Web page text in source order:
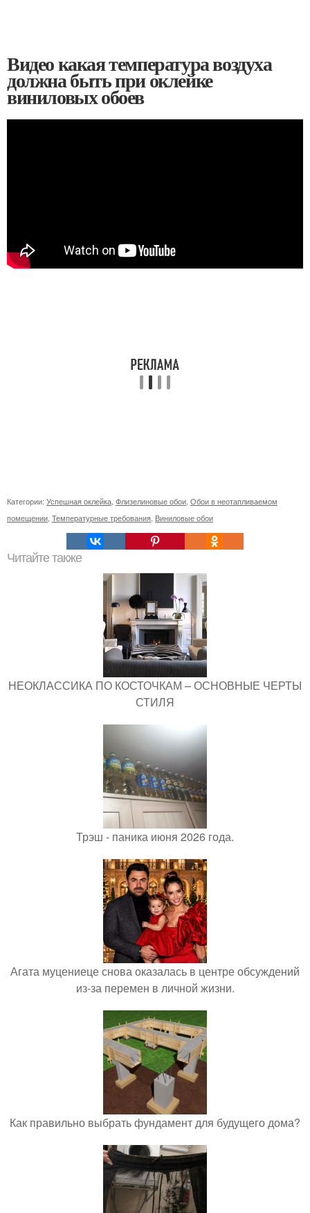
Видео какая температура воздуха
должна быть при оклейке
виниловых обоев
Категории: Успешная оклейка, Флизелиновые обои, Обои в неотапливаемом
помещении, Температурные требования, Виниловые обои
Читайте также
НЕОКЛАССИКА ПО КОСТОЧКАМ – ОСНОВНЫЕ ЧЕРТЫ
СТИЛЯ
Трэш - паника июня 2026 года.
Агата муцениеце снова оказалась в центре обсуждений
из-за перемен в личной жизни.
Как правильно выбрать фундамент для будущего дома?